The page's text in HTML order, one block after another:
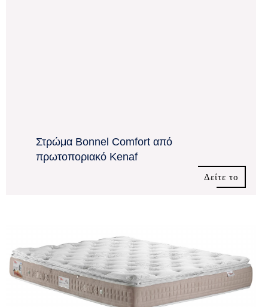
Στρώμα Bonnel Comfort από
πρωτοποριακό Kenaf
Δείτε το